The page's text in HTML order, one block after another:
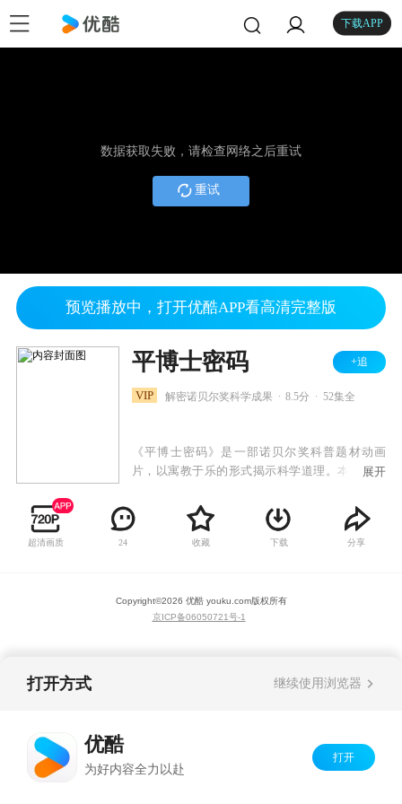
下载APP
数据获取失败，请检查网络之后重试
重试
预览播放中，打开优酷APP看高清完整版
平博士密码 +追
VIP 解密诺贝尔奖科学成果 8.5分 52集全
《平博士密码》是一部诺贝尔奖科普题材动画
片，以寓教于乐的形式揭示科学道理。本部动画
友们共同乘坐世界上独一无二的飞行球去进行新
的探险，他们不仅仅可以穿梭于时间和空间之
中，还可以潜水和深入地下，甚至可以根据需要
展开
超清画质 24 收藏 下载 分享
Copyright©2026 优酷 youku.com版权所有
京ICP备06050721号-1
打开方式 继续使用浏览器
优酷
为好内容全力以赴
打开